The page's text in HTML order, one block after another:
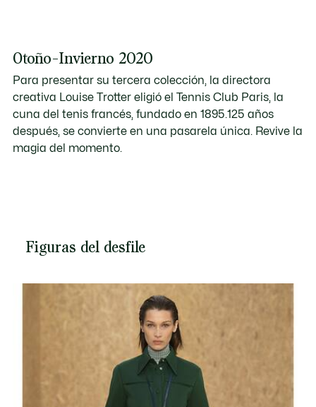
Otoño-Invierno 2020
Para presentar su tercera colección, la directora
creativa Louise Trotter eligió el Tennis Club Paris, la
cuna del tenis francés, fundado en 1895.125 años
después, se convierte en una pasarela única. Revive la
magia del momento.
Figuras del desfile